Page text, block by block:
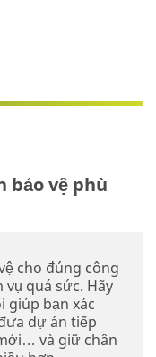
bảo vệ phù
cho đúng công
quá sức. Hãy
giúp bạn xác
dự án tiếp
và giữ chân